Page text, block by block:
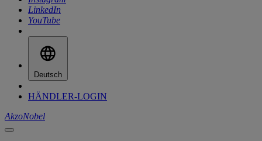
LinkedIn
YouTube
Deutsch
HÄNDLER-LOGIN
AkzoNobel